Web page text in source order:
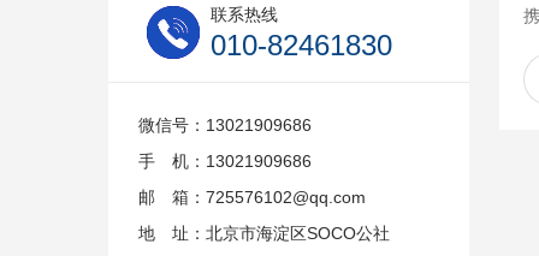
联系热线
010-82461830
微信号：13021909686
手 机：13021909686
邮 箱：725576102@qq.com
地 址：北京市海淀区SOCO公社